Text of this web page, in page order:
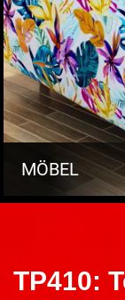
MÖBEL
TP410: